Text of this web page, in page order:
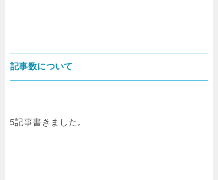
記事数について
5記事書きました。